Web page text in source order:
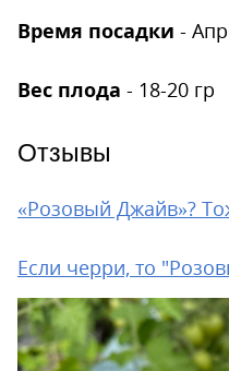
Время посадки -
Вес плода - 18-20 гр
Отзывы
«Розовый Джайв»?
Если черри, то